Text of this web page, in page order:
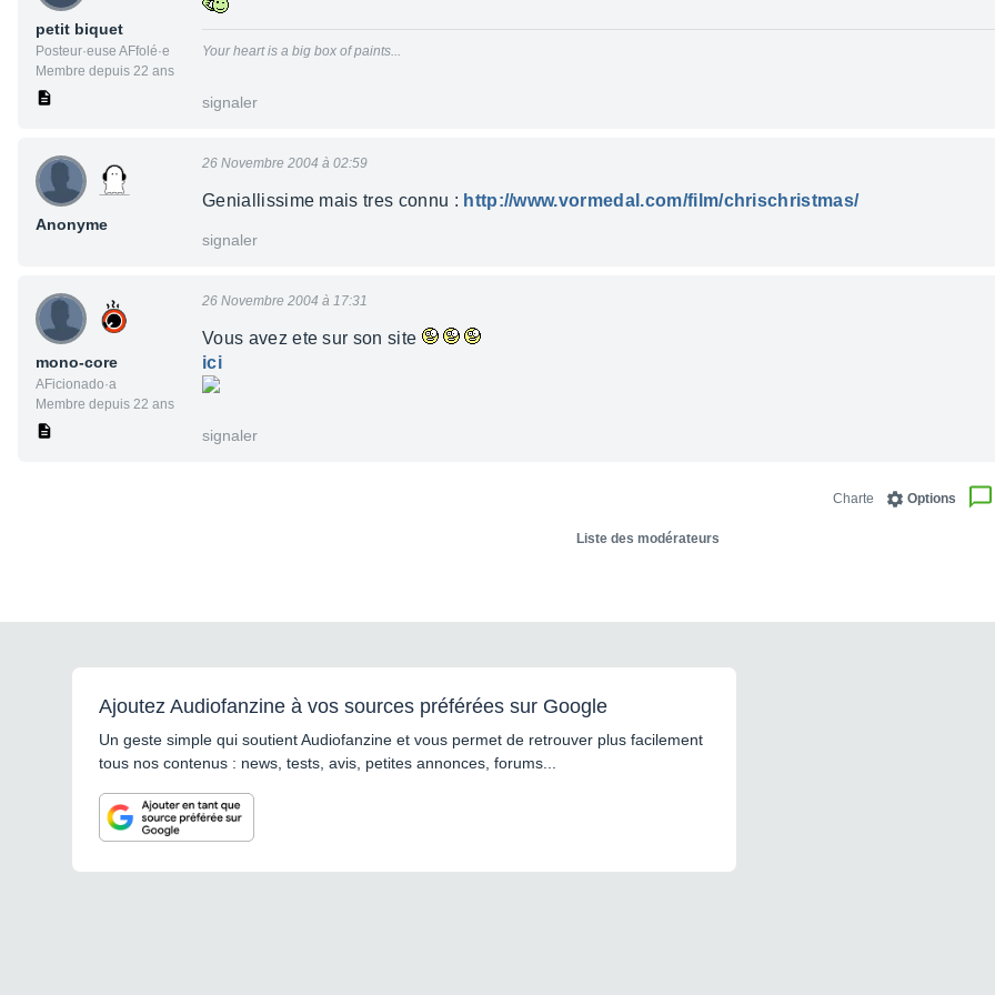
petit biquet
Posteur·euse AFfolé·e
Membre depuis 22 ans
Your heart is a big box of paints...
signaler
Anonyme
26 Novembre 2004 à 02:59
Geniallissime mais tres connu : http://www.vormedal.com/film/chrischristmas/
signaler
mono-core
AFicionado·a
Membre depuis 22 ans
26 Novembre 2004 à 17:31
Vous avez ete sur son site
ici
signaler
Options
Charte
Liste des modérateurs
Ajoutez Audiofanzine à vos sources préférées sur Google
Un geste simple qui soutient Audiofanzine et vous permet de retrouver plus facilement
tous nos contenus : news, tests, avis, petites annonces, forums...